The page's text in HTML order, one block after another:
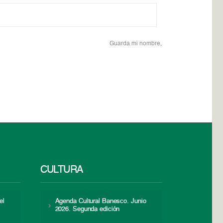
Guarda mi nombre,
CULTURA
Agenda Cultural Banesco. Junio
2026. Segunda edición